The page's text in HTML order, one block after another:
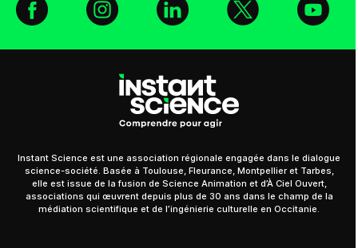
Instant Science est une association régionale engagée dans le dialogue
science-société. Basée à Toulouse, Fleurance, Montpellier et Tarbes,
elle est issue de la fusion de Science Animation et d’À Ciel Ouvert,
associations qui œuvrent depuis plus de 30 ans dans le champ de la
médiation scientifique et de l’ingénierie culturelle en Occitanie.